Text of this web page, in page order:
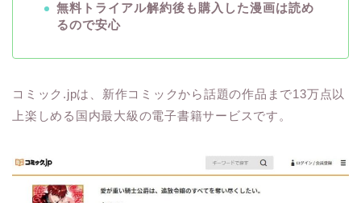
無料トライアル解約後も購入した漫画は読め
るので安心
コミック.jpは、新作コミックから話題の作品まで13万点以
上楽しめる国内最大級の電子書籍サービスです。